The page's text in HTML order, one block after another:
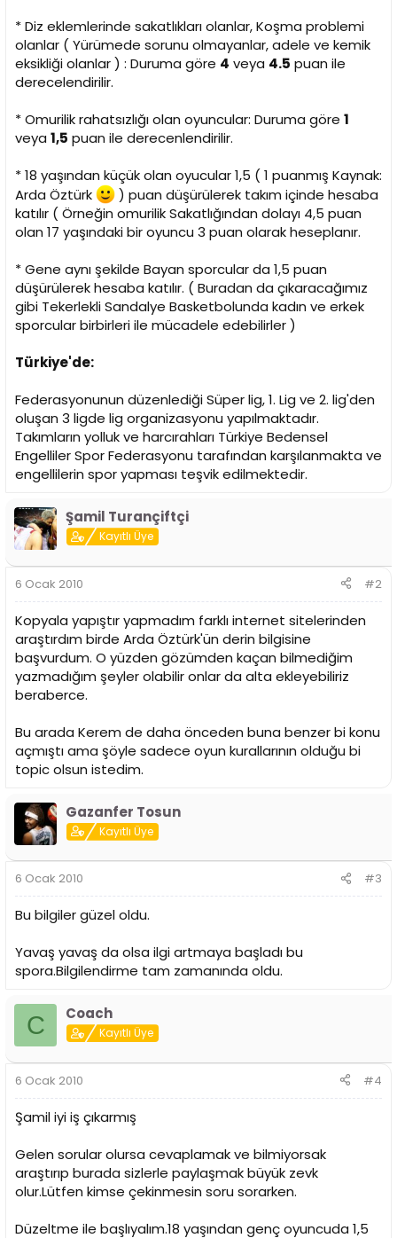
* Diz eklemlerinde sakatlıkları olanlar, Koşma problemi
olanlar ( Yürümede sorunu olmayanlar, adele ve kemik
eksikliği olanlar ) : Duruma göre 4 veya 4.5 puan ile
derecelendirilir.
* Omurilik rahatsızlığı olan oyuncular: Duruma göre 1
veya 1,5 puan ile derecenlendirilir.
* 18 yaşından küçük olan oyucular 1,5 ( 1 puanmış Kaynak:
Arda Öztürk
) puan düşürülerek takım içinde hesaba
katılır ( Örneğin omurilik Sakatlığından dolayı 4,5 puan
olan 17 yaşındaki bir oyuncu 3 puan olarak heseplanır.
* Gene aynı şekilde Bayan sporcular da 1,5 puan
düşürülerek hesaba katılır. ( Buradan da çıkaracağımız
gibi Tekerlekli Sandalye Basketbolunda kadın ve erkek
sporcular birbirleri ile mücadele edebilirler )
Türkiye'de:
Federasyonunun düzenlediği Süper lig, 1. Lig ve 2. lig'den
oluşan 3 ligde lig organizasyonu yapılmaktadır.
Takımların yolluk ve harcırahları Türkiye Bedensel
Engelliler Spor Federasyonu tarafından karşılanmakta ve
engellilerin spor yapması teşvik edilmektedir.
Şamil Turançiftçi
Kayıtlı Üye
6 Ocak 2010 #2
Kopyala yapıştır yapmadım farklı internet sitelerinden
araştırdım birde Arda Öztürk'ün derin bilgisine
başvurdum. O yüzden gözümden kaçan bilmediğim
yazmadığım şeyler olabilir onlar da alta ekleyebiliriz
beraberce.
Bu arada Kerem de daha önceden buna benzer bi konu
açmıştı ama şöyle sadece oyun kurallarının olduğu bi
topic olsun istedim.
Gazanfer Tosun
Kayıtlı Üye
6 Ocak 2010 #3
Bu bilgiler güzel oldu.
Yavaş yavaş da olsa ilgi artmaya başladı bu
spora.Bilgilendirme tam zamanında oldu.
C Coach
Kayıtlı Üye
6 Ocak 2010 #4
Şamil iyi iş çıkarmış
Gelen sorular olursa cevaplamak ve bilmiyorsak
araştırıp burada sizlerle paylaşmak büyük zevk
olur.Lütfen kimse çekinmesin soru sorarken.
Düzeltme ile başlıyalım.18 yaşından genç oyuncuda 1,5